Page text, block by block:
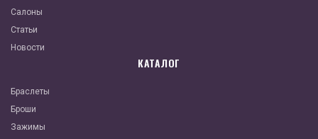
Салоны
Статьи
Новости
КАТАЛОГ
Браслеты
Броши
Зажимы